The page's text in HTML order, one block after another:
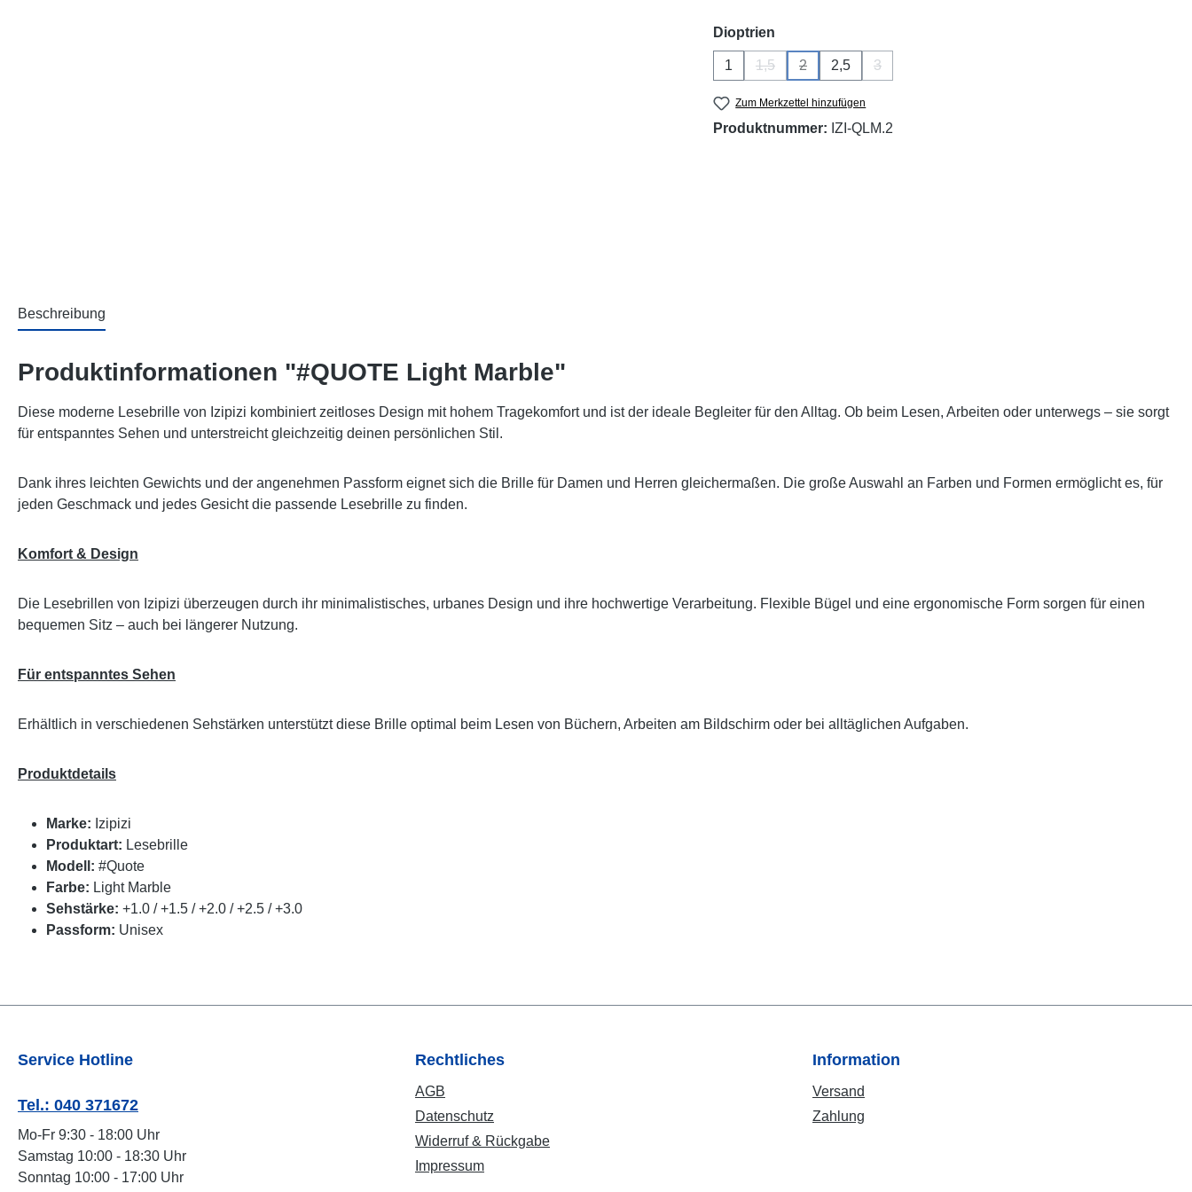
Dioptrien
1 1,5
(Diese Option ist zurzeit nicht verfügbar.)
2
(Diese Option ist zurzeit nicht verfügbar.)
2,5 3
Zum Merkzettel hinzufügen
Produktnummer: IZI-QLM.2
Beschreibung
Produktinformationen "#QUOTE Light Marble"
Diese moderne Lesebrille von Izipizi kombiniert zeitloses Design mit hohem Tragekomfort und ist der ideale Begleiter für den Alltag. Ob beim Lesen, Arbeiten oder unterwegs – sie sorgt
für entspanntes Sehen und unterstreicht gleichzeitig deinen persönlichen Stil.
Dank ihres leichten Gewichts und der angenehmen Passform eignet sich die Brille für Damen und Herren gleichermaßen. Die große Auswahl an Farben und Formen ermöglicht es, für
jeden Geschmack und jedes Gesicht die passende Lesebrille zu finden.
Komfort & Design
Die Lesebrillen von Izipizi überzeugen durch ihr minimalistisches, urbanes Design und ihre hochwertige Verarbeitung. Flexible Bügel und eine ergonomische Form sorgen für einen
bequemen Sitz – auch bei längerer Nutzung.
Für entspanntes Sehen
Erhältlich in verschiedenen Sehstärken unterstützt diese Brille optimal beim Lesen von Büchern, Arbeiten am Bildschirm oder bei alltäglichen Aufgaben.
Produktdetails
Marke: Izipizi
Produktart: Lesebrille
Modell: #Quote
Farbe: Light Marble
Sehstärke: +1.0 / +1.5 / +2.0 / +2.5 / +3.0
Passform: Unisex
Service Hotline
Tel.: 040 371672
Mo-Fr 9:30 - 18:00 Uhr
Samstag 10:00 - 18:30 Uhr
Sonntag 10:00 - 17:00 Uhr
Rechtliches
AGB
Datenschutz
Widerruf & Rückgabe
Impressum
Information
Versand
Zahlung